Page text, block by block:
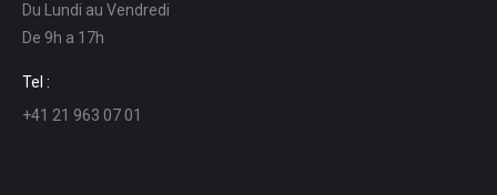
in
new
window
in
new
in
in
Du Lundi au Vendredi
De 9h a 17h
Tel :
+41 21 963 07 01